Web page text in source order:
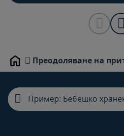
Home Преодоляване на